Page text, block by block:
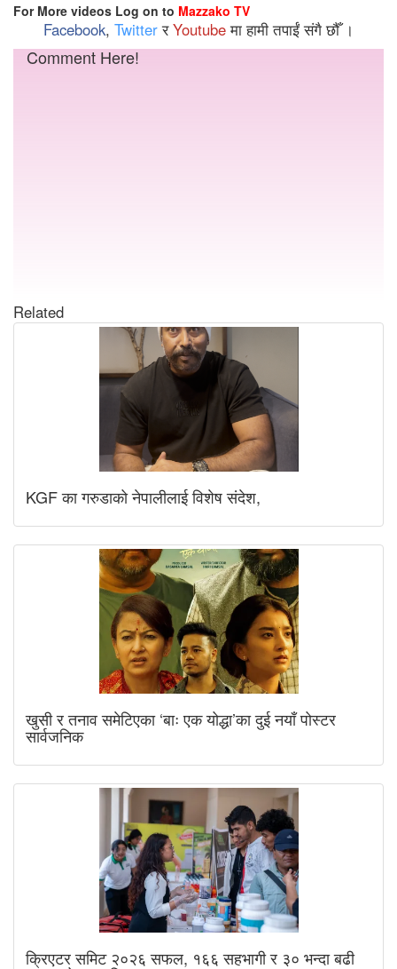
For More videos Log on to Mazzako TV
Facebook, TwitterरYoutubeमा हामी तपाईं संगै छौँ ।
Comment Here!
Related
KGF का गरुडाको नेपालीलाई विशेष संदेश,
खुसी र तनाव समेटिएका ‘बाः एक योद्धा’का दुई नयाँ पोस्टर
सार्वजनिक
क्रिएटर समिट २०२६ सफल, १६६ सहभागी र ३० भन्दा बढी